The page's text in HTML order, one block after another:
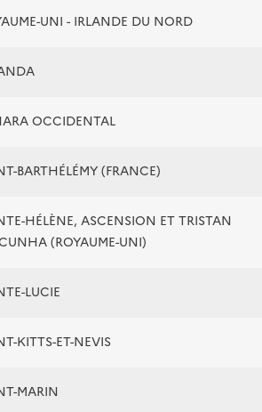
UNI - IRLANDE DU NORD
OCCIDENTAL
BARTHÉLÉMY (FRANCE)
HÉLÈNE, ASCENSION ET TRISTAN
(ROYAUME-UNI)
LUCIE
KITTS-ET-NEVIS
MARIN